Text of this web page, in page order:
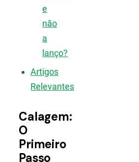
e
não
a
lanço?
Artigos
Relevantes
Calagem:
O
Primeiro
Passo